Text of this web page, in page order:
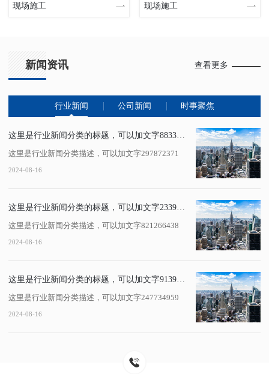
现场施工 现场施工
新闻资讯 查看更多
行业新闻 公司新闻 时事聚焦
这里是行业新闻分类描述，可以加文字297872371
2024-08-16
这里是行业新闻分类描述，可以加文字821266438
2024-08-16
这里是行业新闻分类描述，可以加文字247734959
2024-08-16